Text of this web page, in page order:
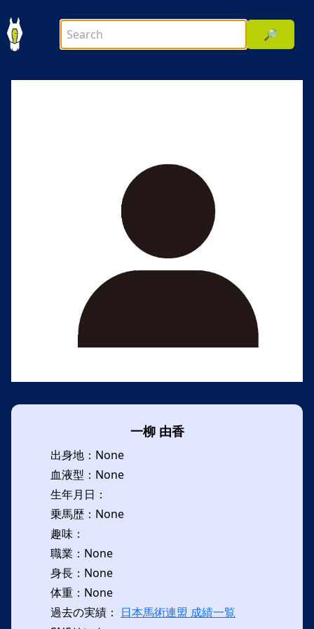
🔎
一柳 由香
出身地：None
血液型：None
生年月日：
乗馬歴：None
趣味：
職業：None
身長：None
体重：None
過去の実績： 日本馬術連盟 成績一覧